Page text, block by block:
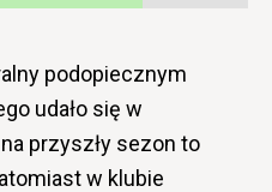
podopiecznym
udało się w
przyszły sezon to
w klubie